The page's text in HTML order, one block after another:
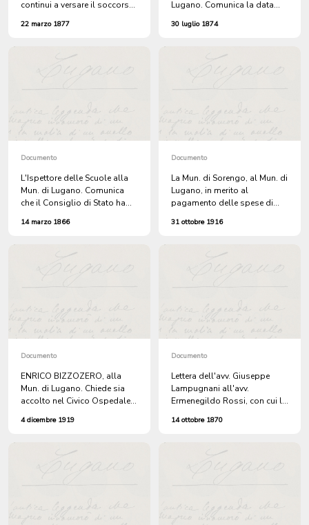
continui a versare il soccorso
scorsi anni.
22 marzo 1877
Lugano. Comunica la data
SCUOLE COMUNALI.
30 luglio 1874
Documento
L'Ispettore delle Scuole alla
Mun. di Lugano. Comunica
che il Consiglio di Stato ha
SCUOLA MAGGIORE
GRAUTZ con il compenso
annuo di fr 400.
14 marzo 1866
Documento
La Mun. di Sorengo, al Mun. di
Lugano, in merito al
pagamento delle spese di
Lugano, di GIUSEPPINA
Lugano, ma domiciliata a
31 ottobre 1916
Documento
ENRICO BIZZOZERO, alla
Mun. di Lugano. Chiede sia
accolto nel Civico Ospedale
Comune, suo fratello PIETRO
della Mun. di Lugano.
4 dicembre 1919
Documento
Lettera dell'avv. Giuseppe
Lampugnani all'avv.
Ermenegildo Rossi, con cui lo
a una sua nomina
14 ottobre 1870